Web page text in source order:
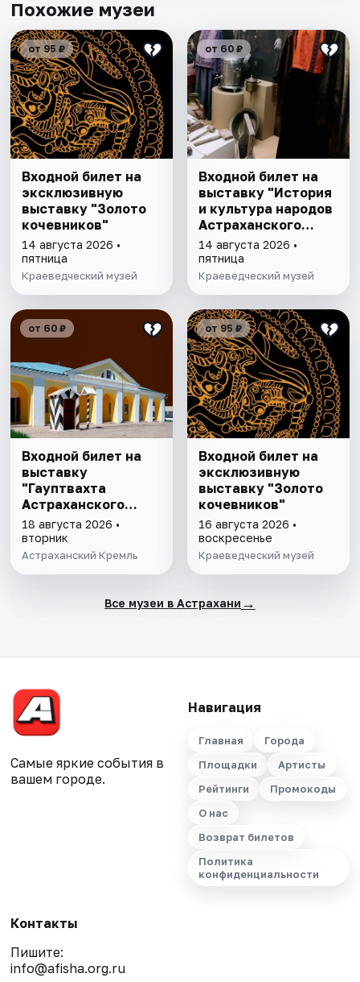
Похожие музеи
от 95 ₽
Входной билет на
эксклюзивную
выставку "Золото
кочевников"
14 августа 2026 •
пятница
Краеведческий музей
от 60 ₽
Входной билет на
выставку "История
и культура народов
Астраханского
края"
14 августа 2026 •
пятница
Краеведческий музей
от 60 ₽
Входной билет на
выставку
"Гауптвахта
Астраханского
гарнизона. XIX в."
18 августа 2026 •
вторник
Астраханский Кремль
от 95 ₽
Входной билет на
эксклюзивную
выставку "Золото
кочевников"
16 августа 2026 •
воскресенье
Краеведческий музей
Все музеи в Астрахани →
Самые яркие события в
вашем городе.
Навигация
Главная
Города
Площадки
Артисты
Рейтинги
Промокоды
О нас
Возврат билетов
Политика
конфиденциальности
Контакты
Пишите:
info@afisha.org.ru